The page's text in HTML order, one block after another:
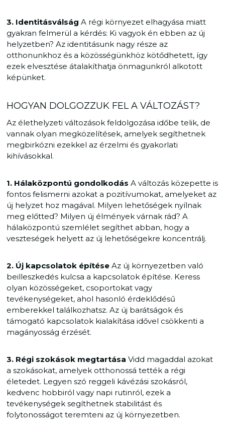
3. Identitásválság A régi környezet elhagyása miatt
gyakran felmerül a kérdés: Ki vagyok én ebben az új
helyzetben? Az identitásunk nagy része az
otthonunkhoz és a közösségünkhöz kötődhetett, így
ezek elvesztése átalakíthatja önmagunkról alkotott
képünket.
HOGYAN DOLGOZZUK FEL A VÁLTOZÁST?
Az élethelyzeti változások feldolgozása időbe telik, de
vannak olyan megközelítések, amelyek segíthetnek
megbirkózni ezekkel az érzelmi és gyakorlati
kihívásokkal.
1. Hálaközpontú gondolkodás A változás közepette is
fontos felismerni azokat a pozitívumokat, amelyeket az
új helyzet hoz magával. Milyen lehetőségek nyílnak
meg előtted? Milyen új élmények várnak rád? A
hálaközpontú szemlélet segíthet abban, hogy a
veszteségek helyett az új lehetőségekre koncentrálj.
2. Új kapcsolatok építéseAz új környezetben való
beilleszkedés kulcsa a kapcsolatok építése. Keress
olyan közösségeket, csoportokat vagy
tevékenységeket, ahol hasonló érdeklődésű
emberekkel találkozhatsz. Az új barátságok és
támogató kapcsolatok kialakítása idővel csökkenti a
magányosság érzését.
3. Régi szokások megtartása Vidd magaddal azokat
a szokásokat, amelyek otthonossá tették a régi
életedet. Legyen szó reggeli kávézási szokásról,
kedvenc hobbiról vagy napi rutinról, ezek a
tevékenységek segíthetnek stabilitást és
folytonosságot teremteni az új környezetben.